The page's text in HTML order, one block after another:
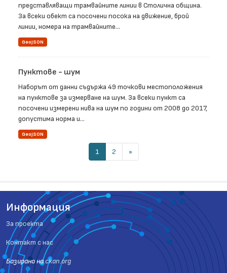
представляващи трамвайните линии в Столична община.
За всеки обект са посочени посока на движение, брой
линии, номера на трамвайните...
GeoJSON
Пунктове - шум
Наборът от данни съдържа 49 точкови местоположения
на пунктове за измерване на шум. За всеки пункт са
посочени измерени нива на шум по години от 2008 до 2017,
допустима норма и...
GeoJSON
1 2 »
Информация
За проекта
Контакт с нас
Базиранo наckan.org